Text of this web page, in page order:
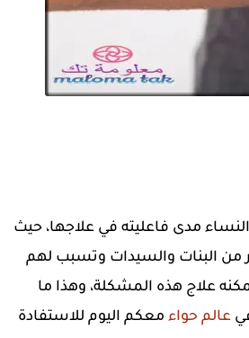
مدى فاعليته في علاجها، حيث
من البنات والسيدات وتسبب لهم
علاج هذه المشكلة، وهذا ما
عالم حواء معكم اليوم للاستفادة